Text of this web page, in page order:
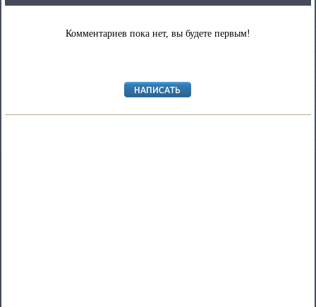
Комментариев пока нет, вы будете первым!